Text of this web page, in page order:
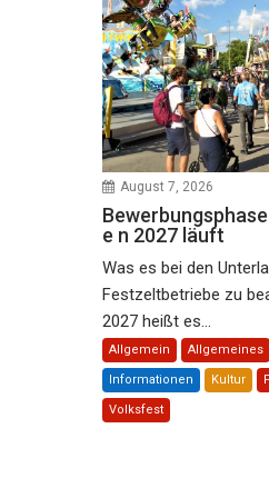
August 7, 2026
e n 2027 läuft
Was es bei den
Festzeltbetriebe zu
2027 heißt es...
Allgemein Allgemeines
Informationen Kultur
Volksfest